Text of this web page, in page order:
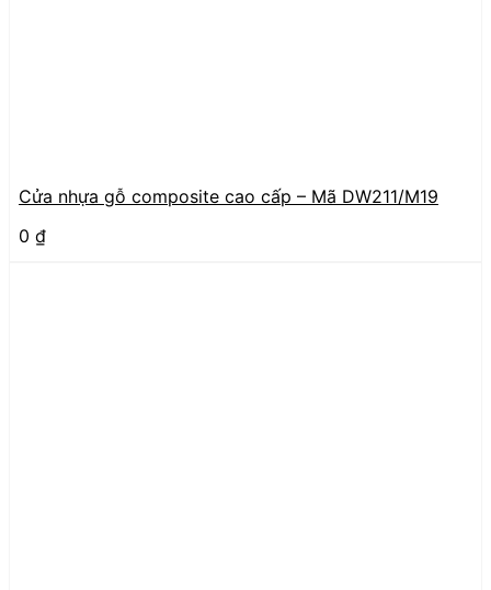
Cửa nhựa gỗ composite cao cấp – Mã DW211/M19
0 ₫